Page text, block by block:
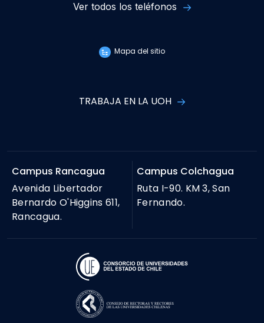
Ver todos los teléfonos
Mapa del sitio
TRABAJA EN LA UOH
Campus Rancagua
Avenida Libertador
Bernardo O'Higgins 611,
Rancagua.
Campus Colchagua
Ruta I-90. KM 3, San
Fernando.